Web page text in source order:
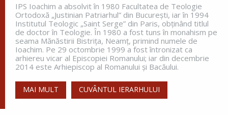
IPS Ioachim a absolvit în 1980 Facultatea de Teologie
Ortodoxă „Justinian Patriarhul” din Bucureşti, iar în 1994
Institutul Teologic „Saint Serge” din Paris, obţinând titlul
de doctor în Teologie. În 1980 a fost tuns în monahism pe
seama Mănăstirii Bistriţa, Neamţ, primind numele de
Ioachim. Pe 29 octombrie 1999 a fost întronizat ca
arhiereu vicar al Episcopiei Romanului; iar din decembrie
2014 este Arhiepiscop al Romanului și Bacăului.
MAI MULT CUVÂNTUL IERARHULUI